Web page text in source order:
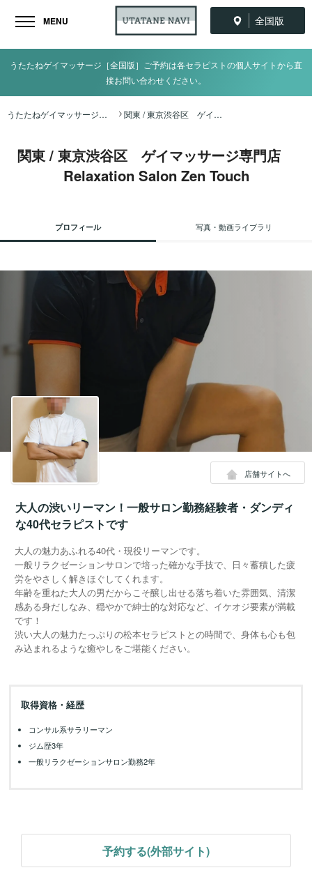
全国版
MENU
うたたねゲイマッサージ［全国版］ご予約は各セラピストの個人サイトから直
接お問い合わせください。
うたたねゲイマッサージ全国ナビ TOP 関東 / 東京渋谷区 ゲイマッサージ専門店 Relaxation Salon Zen Touch
関東 / 東京渋谷区 ゲイマッサージ専門店
Relaxation Salon Zen Touch
プロフィール 写真・動画ライブラリ
店舗サイトへ
大人の渋いリーマン！一般サロン勤務経験者・ダンディ
な40代セラピストです
大人の魅力あふれる40代・現役リーマンです。
一般リラクゼーションサロンで培った確かな手技で、日々蓄積した疲
労をやさしく解きほぐしてくれます。
年齢を重ねた大人の男だからこそ醸し出せる落ち着いた雰囲気、清潔
感ある身だしなみ、穏やかで紳士的な対応など、イケオジ要素が満載
です！
渋い大人の魅力たっぷりの松本セラピストとの時間で、身体も心も包
み込まれるような癒やしをご堪能ください。
取得資格・経歴
コンサル系サラリーマン
ジム歴3年
一般リラクゼーションサロン勤務2年
予約する(外部サイト)